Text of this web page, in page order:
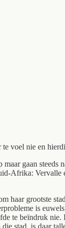
voel nie en
gaan steeds
Afrika: Vervalle
haar grootste
is
te beïndruk